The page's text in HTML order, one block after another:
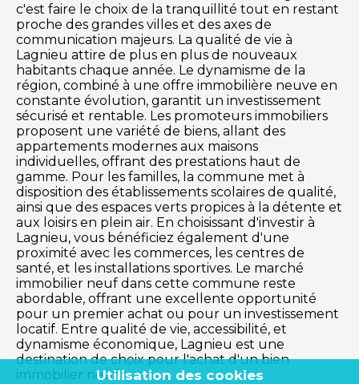
c'est faire le choix de la tranquillité tout en restant
proche des grandes villes et des axes de
communication majeurs. La qualité de vie à
Lagnieu attire de plus en plus de nouveaux
habitants chaque année. Le dynamisme de la
région, combiné à une offre immobilière neuve en
constante évolution, garantit un investissement
sécurisé et rentable. Les promoteurs immobiliers
proposent une variété de biens, allant des
appartements modernes aux maisons
individuelles, offrant des prestations haut de
gamme. Pour les familles, la commune met à
disposition des établissements scolaires de qualité,
ainsi que des espaces verts propices à la détente et
aux loisirs en plein air. En choisissant d'investir à
Lagnieu, vous bénéficiez également d'une
proximité avec les commerces, les centres de
santé, et les installations sportives. Le marché
immobilier neuf dans cette commune reste
abordable, offrant une excellente opportunité
pour un premier achat ou pour un investissement
locatif. Entre qualité de vie, accessibilité, et
dynamisme économique, Lagnieu est une
destination de choix pour l'achat d'un bien
immobilier neuf.Utilisation des cookies